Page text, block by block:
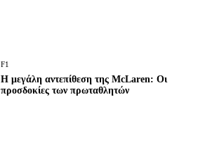
F1
Η μεγάλη αντεπίθεση της McLaren: Οι
προσδοκίες των πρωταθλητών